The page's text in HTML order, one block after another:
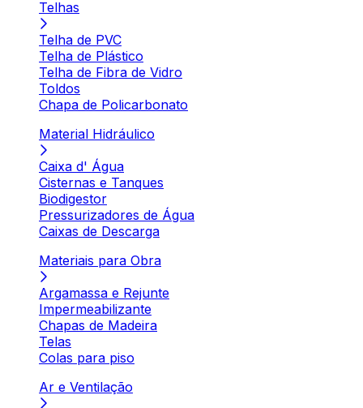
Telhas
Telha de PVC
Telha de Plástico
Telha de Fibra de Vidro
Toldos
Chapa de Policarbonato
Material Hidráulico
Caixa d' Água
Cisternas e Tanques
Biodigestor
Pressurizadores de Água
Caixas de Descarga
Materiais para Obra
Argamassa e Rejunte
Impermeabilizante
Chapas de Madeira
Telas
Colas para piso
Ar e Ventilação